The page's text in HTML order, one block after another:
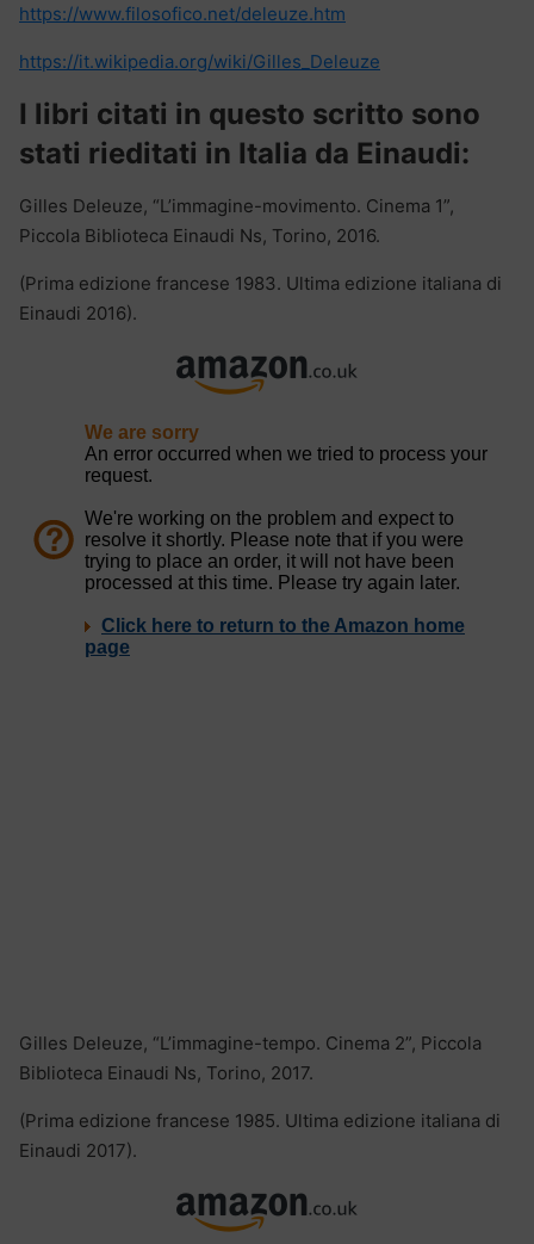
https://www.filosofico.net/deleuze.htm
https://it.wikipedia.org/wiki/Gilles_Deleuze
I libri citati in questo scritto sono
stati rieditati in Italia da Einaudi:
Gilles Deleuze, “L’immagine-movimento. Cinema 1”,
Piccola Biblioteca Einaudi Ns, Torino, 2016.
(Prima edizione francese 1983. Ultima edizione italiana di
Einaudi 2016).
Gilles Deleuze, “L’immagine-tempo. Cinema 2”, Piccola
Biblioteca Einaudi Ns, Torino, 2017.
(Prima edizione francese 1985. Ultima edizione italiana di
Einaudi 2017).